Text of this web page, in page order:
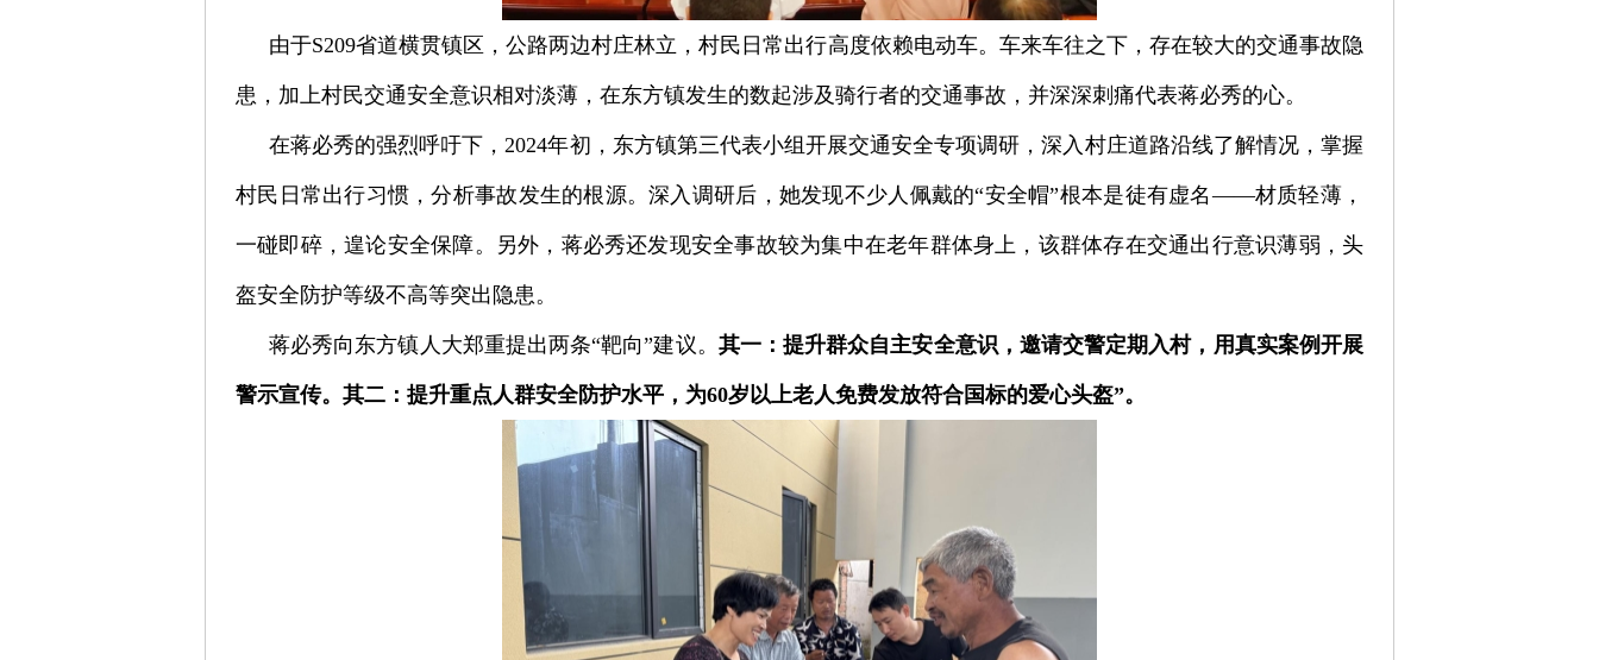
由于S209省道横贯镇区，公路两边村庄林立，村民日常出行高度依赖电动车。车来车往之下，存在较大的交通事故隐
患，加上村民交通安全意识相对淡薄，在东方镇发生的数起涉及骑行者的交通事故，并深深刺痛代表蒋必秀的心。
在蒋必秀的强烈呼吁下，2024年初，东方镇第三代表小组开展交通安全专项调研，深入村庄道路沿线了解情况，掌握
村民日常出行习惯，分析事故发生的根源。深入调研后，她发现不少人佩戴的“安全帽”根本是徒有虚名——材质轻薄，
一碰即碎，遑论安全保障。另外，蒋必秀还发现安全事故较为集中在老年群体身上，该群体存在交通出行意识薄弱，头
盔安全防护等级不高等突出隐患。
蒋必秀向东方镇人大郑重提出两条“靶向”建议。 其一：提升群众自主安全意识，邀请交警定期入村，用真实案例开展
警示宣传。其二：提升重点人群安全防护水平，为60岁以上老人免费发放符合国标的爱心头盔”。